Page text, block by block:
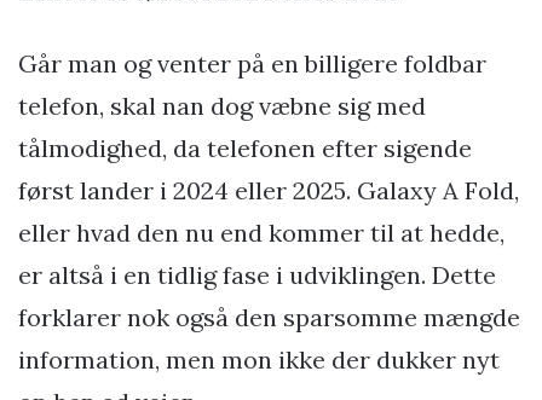
Går man og venter på en billigere foldbar
telefon, skal nan dog væbne sig med
tålmodighed, da telefonen efter sigende
først lander i 2024 eller 2025. Galaxy A Fold,
eller hvad den nu end kommer til at hedde,
er altså i en tidlig fase i udviklingen. Dette
forklarer nok også den sparsomme mængde
information, men mon ikke der dukker nyt